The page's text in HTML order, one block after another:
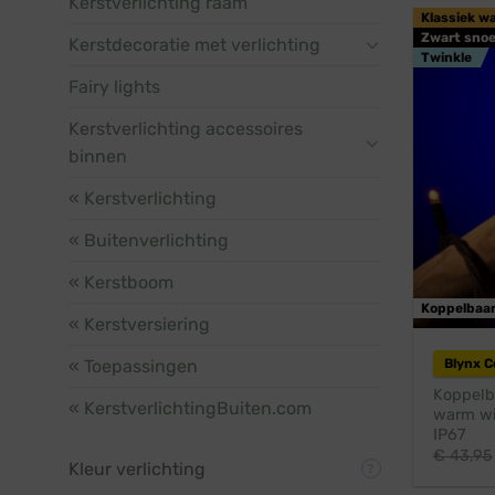
Kerstdecoratie met verlichting
Fairy lights
Kerstverlichting accessoires
binnen
« Kerstverlichting
« Buitenverlichting
« Kerstboom
« Kerstversiering
« Toepassingen
« KerstverlichtingBuiten.com
Kleur verlichting
Klassiek
Zwart
Twinkle
Koppelbaar
Blynx
warm
IP67
€43,95